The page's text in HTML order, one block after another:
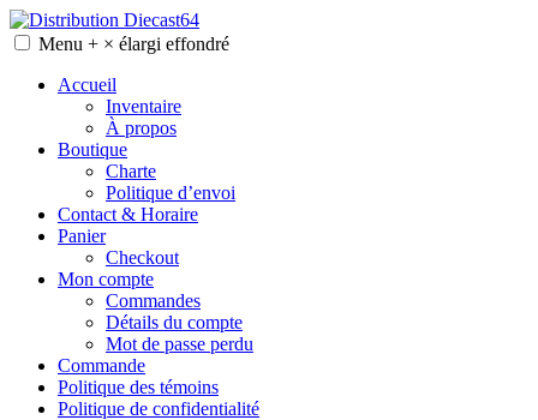
Skip
to
Distribution Diecast64
Une passion, un mode de vie.
Menu + × élargi effondré
Accueil
Inventaire
À propos
Boutique
Charte
Politique d’envoi
Contact & Horaire
Panier
Checkout
Mon compte
Commandes
Détails du compte
Mot de passe perdu
Commande
Politique des témoins
Politique de confidentialité